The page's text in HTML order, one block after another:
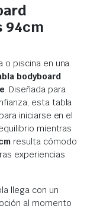
94cm
o piscina en una
bodyboard
. Diseñada para
esta tabla
iniciarse en el
mientras
resulta cómodo
experiencias
llega con un
al momento